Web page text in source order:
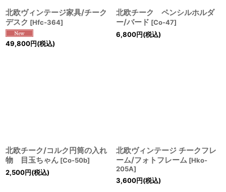
北欧ヴィンテージ家具/チーク
デスク [Hfc-364]
49,800円(税込)
北欧チーク ペンシルホルダ
ー/バード [Co-47]
6,800円(税込)
北欧チーク/コルク円筒の入れ
物 目玉ちゃん [Co-50b]
2,500円(税込)
北欧ヴィンテージ チークフレ
ーム/フォトフレーム [Hko-
205A]
3,600円(税込)